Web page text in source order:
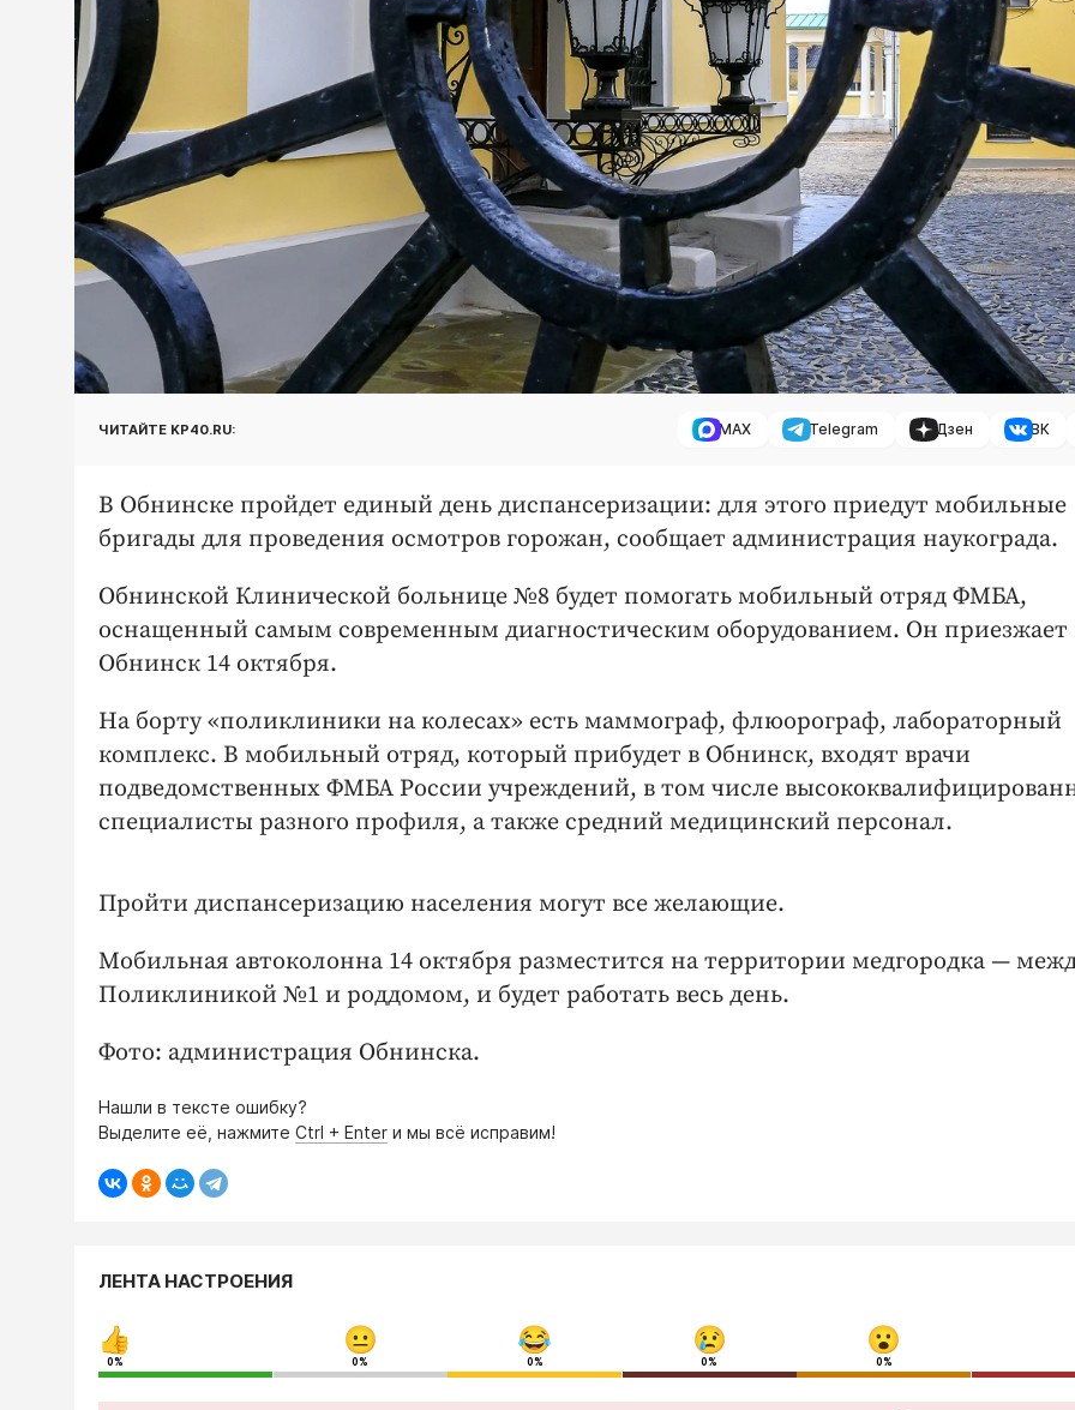
ЧИТАЙТЕ KP40.RU: MAX Telegram Дзен ВК
В Обнинске пройдет единый день диспансеризации: для этого приедут мобильные
бригады для проведения осмотров горожан, сообщает администрация наукограда.
Обнинской Клинической больнице №8 будет помогать мобильный отряд ФМБА,
оснащенный самым современным диагностическим оборудованием. Он приезжает
Обнинск 14 октября.
На борту «поликлиники на колесах» есть маммограф, флюорограф, лабораторный
комплекс. В мобильный отряд, который прибудет в Обнинск, входят врачи
подведомственных ФМБА России учреждений, в том числе
специалисты разного профиля, а также средний медицинский персонал.
Пройти диспансеризацию населения могут все желающие.
Мобильная автоколонна 14 октября разместится на территории медгородка —
Поликлиникой №1 и роддомом, и будет работать весь день.
Фото: администрация Обнинска.
Нашли в тексте ошибку?
Выделите её, нажмите Ctrl + Enter и мы всё исправим!
ЛЕНТА НАСТРОЕНИЯ
0% 0% 0% 0% 0%